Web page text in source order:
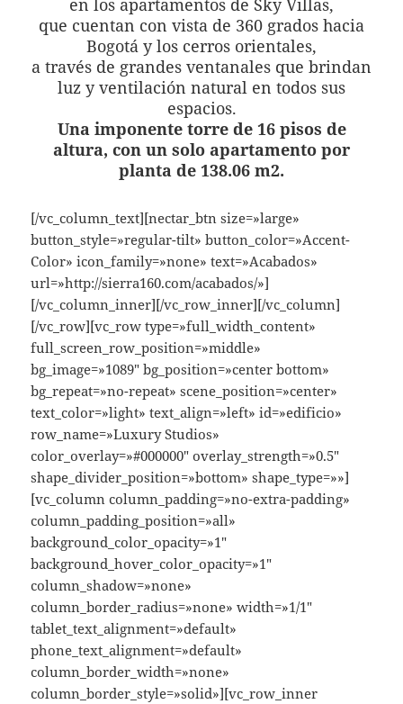
en los apartamentos de Sky Villas,
que cuentan con vista de 360 grados hacia
Bogotá y los cerros orientales,
a través de grandes ventanales que brindan
luz y ventilación natural en todos sus
espacios.
Una imponente torre de 16 pisos de
altura, con un solo apartamento por
planta de 138.06 m2.
[/vc_column_text][nectar_btn size=»large»
button_style=»regular-tilt» button_color=»Accent-
Color» icon_family=»none» text=»Acabados»
url=»http://sierra160.com/acabados/»]
[/vc_column_inner][/vc_row_inner][/vc_column]
[/vc_row][vc_row type=»full_width_content»
full_screen_row_position=»middle»
bg_image=»1089″ bg_position=»center bottom»
bg_repeat=»no-repeat» scene_position=»center»
text_color=»light» text_align=»left» id=»edificio»
row_name=»Luxury Studios»
color_overlay=»#000000″ overlay_strength=»0.5″
shape_divider_position=»bottom» shape_type=»»]
[vc_column column_padding=»no-extra-padding»
column_padding_position=»all»
background_color_opacity=»1″
background_hover_color_opacity=»1″
column_shadow=»none»
column_border_radius=»none» width=»1/1″
tablet_text_alignment=»default»
phone_text_alignment=»default»
column_border_width=»none»
column_border_style=»solid»][vc_row_inner